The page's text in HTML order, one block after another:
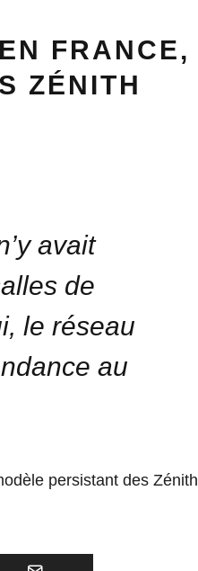
FRANCE,
ZÉNITH
avait
de
le réseau
au
persistant des Zénith